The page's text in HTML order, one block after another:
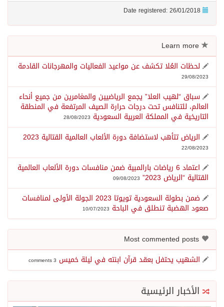
لحظات العُلا تكشف عن مواعيد الفعاليات والمهرجانات القادمة
29/08/2023
سباق “لهيب العلا” يجمع الرياضيين والمغامرين من جميع أنحاء
العالم، للتنافس تحت درجات حرارة الصيف المرتفعة في المنطقة
التاريخية في المملكة العربية السعودية 28/08/2023
الرياض تتأهب لاستضافة دورة الألعاب العالمية القتالية 2023
22/08/2023
اعتماد 6 رياضات بارالمبية ضمن منافسات دورة الألعاب العالمية
القتالية “الرياض 2023” 09/08/2023
ضمن بطولة السعودية تويوتا 2023 الجولة الأولى لمنافسات
صعود الهضبة تنطلق في الباحة 10/07/2023
الشهيب يحتفل بعقد قرآن ابنته في ليلة خميس 3 comments
الأخبار الرئيسية